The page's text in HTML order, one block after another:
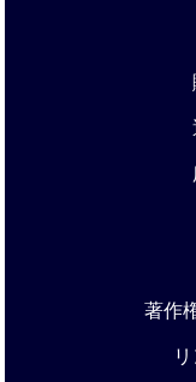
著作